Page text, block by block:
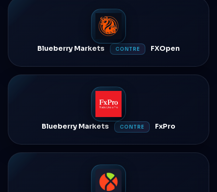
Blueberry Markets CONTRE FXOpen
Blueberry Markets CONTRE FxPro